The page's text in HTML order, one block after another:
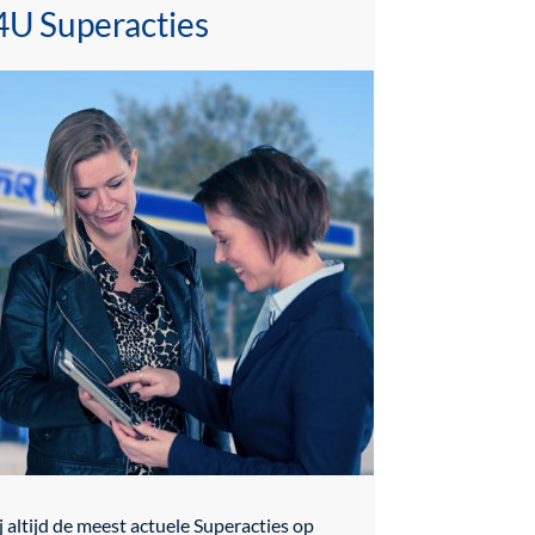
Superacties
de meest actuele Superacties op